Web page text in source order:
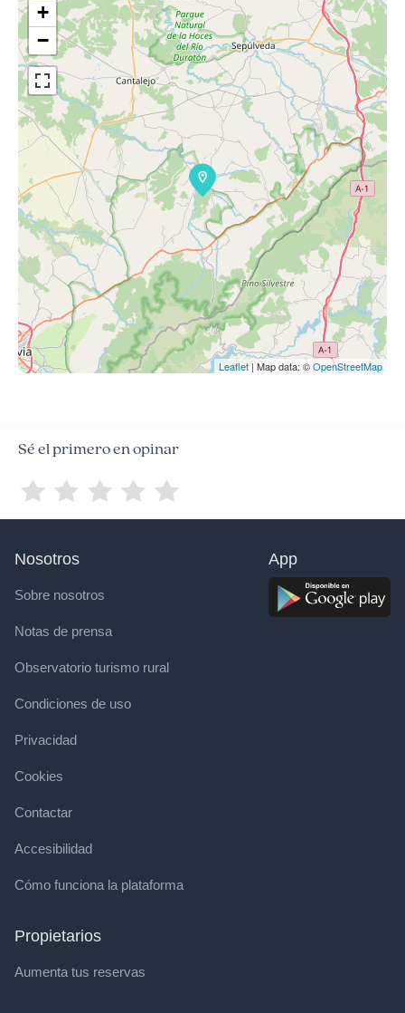
+
−
Leaflet | Map data: ©OpenStreetMap
Sé el primero en opinar
Nosotros
Sobre nosotros
Notas de prensa
Observatorio turismo rural
Condiciones de uso
Privacidad
Cookies
Contactar
Accesibilidad
Cómo funciona la plataforma
Propietarios
Aumenta tus reservas
App